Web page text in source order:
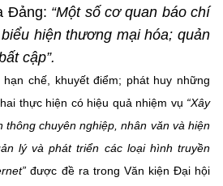
Đảng: “Một số cơ quan báo chí
hiện thương mại hóa; quản
cập”.
chế, khuyết điểm; phát huy những
thực hiện có hiệu quả nhiệm vụ “Xây
thông chuyên nghiệp, nhân văn và hiện
lý và phát triển các loại hình truyền
được đề ra trong Văn kiện Đại hội